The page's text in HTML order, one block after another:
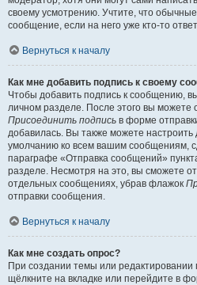
своему усмотрению. Учтите, что
сообщение, если на него уже кто-то
Вернуться к началу
Как мне добавить подпись к своему
Чтобы добавить подпись к сообщению,
личном разделе. После этого вы можете
Присоединить подпись в форме
добавилась. Вы также можете
умолчанию ко всем вашим сообщениям,
параграфе «Отправка сообщений»
разделе. Несмотря на это, вы сможете
отдельных сообщениях, убрав флажок
отправки сообщения.
Вернуться к началу
Как мне создать опрос?
При создании темы или
щёлкните на вкладке или перейдите в